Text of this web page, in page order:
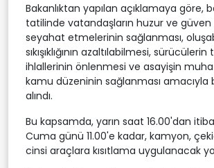
Bakanlıktan yapılan açıklamaya göre,
tatilinde vatandaşların huzur ve güven
seyahat etmelerinin sağlanması,
sıkışıklığının azaltılabilmesi,
ihlallerinin önlenmesi ve asayişin
kamu düzeninin sağlanması amacıyla
alındı.
Bu kapsamda, yarın saat 16.00'dan
Cuma günü 11.00'e kadar, kamyon,
cinsi araçlara kısıtlama uygulanacak